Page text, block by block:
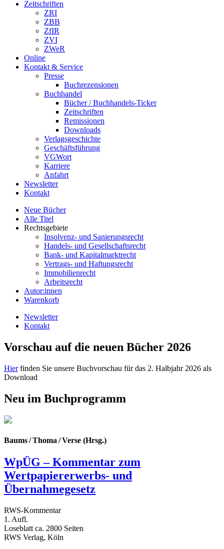
Zeitschriften
ZRI
ZBB
ZfIR
ZVI
ZWeR
Online
Kontakt & Service
Presse
Buchrezensionen
Buchhandel
Bücher / Buchhandels-Ticker
Zeitschriften
Remissionen
Downloads
Verlagsgeschichte
Geschäftsführung
VGWort
Karriere
Anfahrt
Newsletter
Kontakt
Neue Bücher
Alle Titel
Rechtsgebiete
Insolvenz- und Sanierungsrecht
Handels- und Gesellschaftsrecht
Bank- und Kapitalmarktrecht
Vertrags- und Haftungsrecht
Immobilienrecht
Arbeitsrecht
Autor:innen
Warenkorb
Newsletter
Kontakt
Vorschau auf die neuen Bücher 2026
Hierfinden Sie unsere Buchvorschau für das 2. Halbjahr 2026 als
Download
Neu im Buchprogramm
Baums / Thoma / Verse (Hrsg.)
WpÜG – Kommentar zum
Wertpapiererwerbs- und
Übernahmegesetz
RWS-Kommentar
1. Aufl.
Loseblatt ca. 2800 Seiten
RWS Verlag, Köln